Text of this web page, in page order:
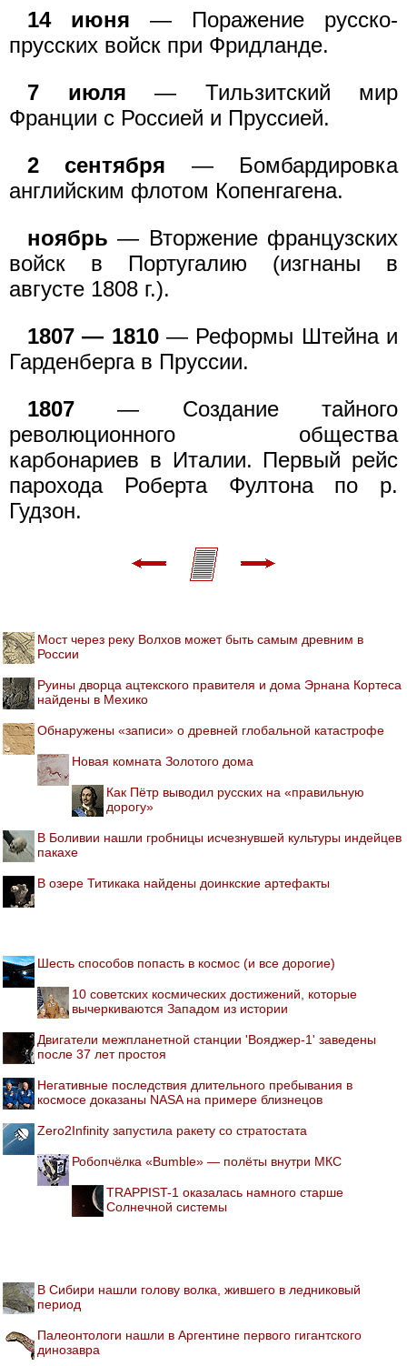
14 июня — Поражение русско-
прусских войск при Фридланде.
7 июля — Тильзитский мир
Франции с Россией и Пруссией.
2 сентября — Бомбардировка
английским флотом Копенгагена.
ноябрь — Вторжение французских
войск в Португалию (изгнаны в
августе 1808 г.).
1807 — 1810— Реформы Штейна и
Гарденберга в Пруссии.
1807— Создание тайного
революционного общества
карбонариев в Италии. Первый рейс
парохода Роберта Фултона по р.
Гудзон.
Мост через реку Волхов может быть самым древним в
России
Руины дворца ацтекского правителя и дома Эрнана Кортеса
найдены в Мехико
Обнаружены «записи» о древней глобальной катастрофе
Новая комната Золотого дома
Как Пётр выводил русских на «правильную
дорогу»
В Боливии нашли гробницы исчезнувшей культуры индейцев
пакахе
В озере Титикака найдены доинкские артефакты
Шесть способов попасть в космос (и все дорогие)
10 советских космических достижений, которые
вычеркиваются Западом из истории
Двигатели межпланетной станции 'Вояджер-1' заведены
после 37 лет простоя
Негативные последствия длительного пребывания в
космосе доказаны NASA на примере близнецов
Zero2Infinity запустила ракету со стратостата
Робопчёлка «Bumble» — полёты внутри МКС
TRAPPIST-1 оказалась намного старше
Солнечной системы
В Сибири нашли голову волка, жившего в ледниковый
период
Палеонтологи нашли в Аргентине первого гигантского
динозавра